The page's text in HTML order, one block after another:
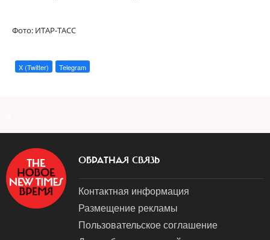
Фото: ИТАР-ТАСС
X (Twitter) Telegram
ОБРАТНАЯ СВЯЗЬ
Контактная информация
Размещение рекламы
Пользовательское соглашение